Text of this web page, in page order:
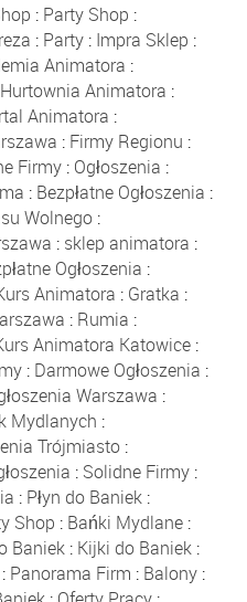
: Party Shop :
: Party : Impra Sklep :
Animatora :
Hurtownia Animatora :
Animatora :
: Firmy Regionu :
Firmy: Ogłoszenia :
: Bezpłatne Ogłoszenia :
Wolnego:
: sklep animatora :
Ogłoszenia :
Animatora : Gratka :
: Rumia :
Animatora Katowice :
: Darmowe Ogłoszenia :
Warszawa :
Mydlanych :
Trójmiasto :
: Solidne Firmy :
: Płyn do Baniek:
Shop : Bańki Mydlane :
Baniek : Kijki do Baniek :
: Panorama Firm : Balony :